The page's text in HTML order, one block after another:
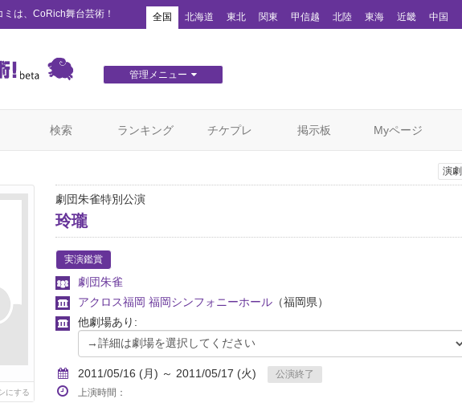
は、CoRich舞台芸術！ 全国 北海道 東北 関東 甲信越 北陸 東海 近畿 中国
管理メニュー
検索 ランキング チケプレ 掲示板 Myページ
にする
演劇
劇団朱雀特別公演
玲瓏
実演鑑賞
劇団朱雀
アクロス福岡 福岡シンフォニーホール （福岡県）
他劇場あり:
2011/05/16 (月) ～ 2011/05/17 (火)
公演終了
上演時間：